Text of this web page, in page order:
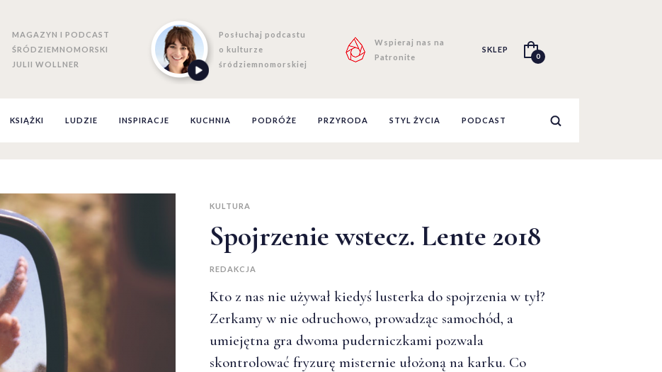
MAGAZYN I PODCAST
ŚRÓDZIEMNOMORSKI
JULII WOLLNER
Posłuchaj podcastu
o kulturze
śródziemnomorskiej
Wspieraj nas na
Patronite
SKLEP
0
KSIĄŻKI LUDZIE INSPIRACJE KUCHNIA PODRÓŻE PRZYRODA STYL ŻYCIA PODCAST
KULTURA
Spojrzenie wstecz. Lente 2018
REDAKCJA
Kto z nas nie używał kiedyś lusterka do spojrzenia w tył?
Zerkamy w nie odruchowo, prowadząc samochód, a
umiejętna gra dwoma puderniczkami pozwala
skontrolować fryzurę misternie ułożoną na karku. Co